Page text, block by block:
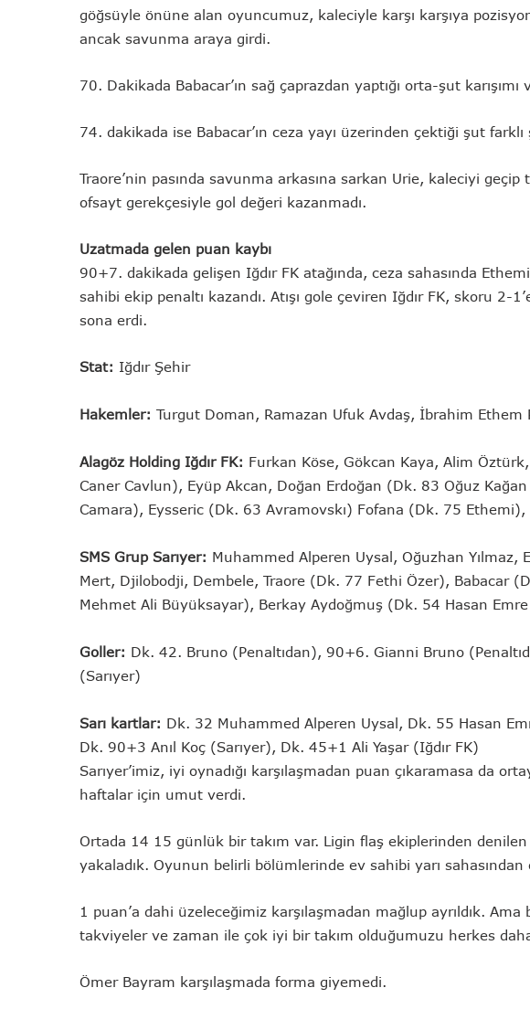
göğsüyle önüne alan oyuncumuz, kaleciyle karşı karşıya
ancak savunma araya girdi.
70. Dakikada Babacar’ın sağ çaprazdan yaptığı orta-şut karışımı
74. dakikada ise Babacar’ın ceza yayı üzerinden çektiği şut farklı
Traore’nin pasında savunma arkasına sarkan Urie, kaleciyi
ofsayt gerekçesiyle gol değeri kazanmadı.
Uzatmada gelen puan kaybı
90+7. dakikada gelişen Iğdır FK atağında, ceza sahasında
sahibi ekip penaltı kazandı. Atışı gole çeviren Iğdır FK, skoru 2-
sona erdi.
Stat: Iğdır Şehir
Hakemler: Turgut Doman, Ramazan Ufuk Avdaş, İbrahim Ethem
Alagöz Holding Iğdır FK: Furkan Köse, Gökcan Kaya, Alim
Caner Cavlun), Eyüp Akcan, Doğan Erdoğan (Dk. 83 Oğuz
Camara), Eysseric (Dk. 63 Avramovskı) Fofana (Dk. 75 Ethemi),
SMS Grup Sarıyer: Muhammed Alperen Uysal, Oğuzhan Yılmaz,
Mert, Djilobodji, Dembele, Traore (Dk. 77 Fethi Özer), Babacar
Mehmet Ali Büyüksayar), Berkay Aydoğmuş (Dk. 54 Hasan
Goller: Dk. 42. Bruno (Penaltıdan), 90+6. Gianni Bruno
(Sarıyer)
Sarı kartlar: Dk. 32 Muhammed Alperen Uysal, Dk. 55 Hasan
Dk. 90+3 Anıl Koç (Sarıyer), Dk. 45+1 Ali Yaşar (Iğdır FK)
Sarıyer’imiz, iyi oynadığı karşılaşmadan puan çıkaramasa da
haftalar için umut verdi.
Ortada 14 15 günlük bir takım var. Ligin flaş ekiplerinden denilen
yakaladık. Oyunun belirli bölümlerinde ev sahibi yarı sahasından
1 puan’a dahi üzeleceğimiz karşılaşmadan mağlup ayrıldık. Ama
takviyeler ve zaman ile çok iyi bir takım olduğumuzu herkes
Ömer Bayram karşılaşmada forma giyemedi.